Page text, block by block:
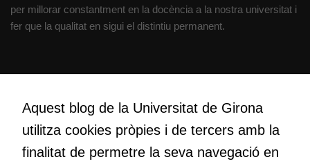
per millorar constantment en la docència a la nostra universitat i
fer que la qualitat en sigui el distintiu permanent.
Volem crear espais de reflexió i de debat, espais on qüestionar-
nos el que estem fent, atrevir-nos a pensar noves i millors
maneres de fer-ho i generar plegats idees innovadores.
Aquest blog de la Universitat de Girona
utilitza cookies pròpies i de tercers amb la
finalitat de permetre la seva navegació en